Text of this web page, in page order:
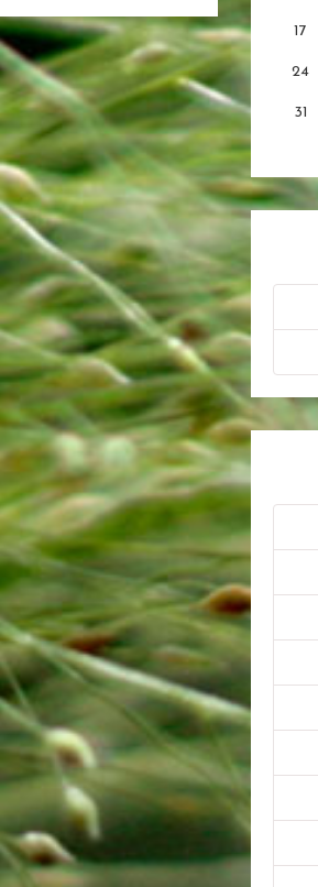
17
24
31